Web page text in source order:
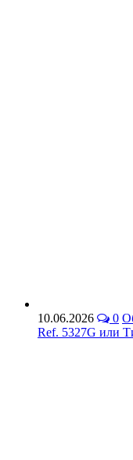
10.06.2026 0
Ref. 5327G или